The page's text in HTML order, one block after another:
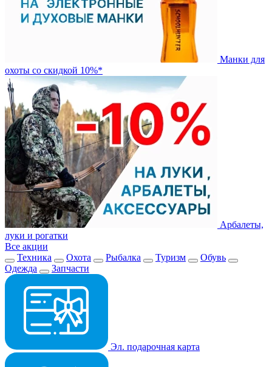
Манки для
охоты со скидкой 10%*
Арбалеты,
луки и рогатки
Все акции
Техника
Охота Рыбалка Туризм
Обувь
Одежда
Запчасти
Эл. подарочная карта